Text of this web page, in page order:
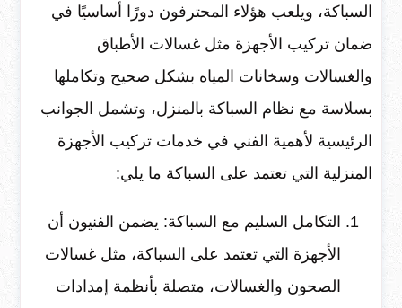
السباكة، ويلعب هؤلاء المحترفون دورًا أساسيًا في
ضمان تركيب الأجهزة مثل غسالات الأطباق
والغسالات وسخانات المياه بشكل صحيح وتكاملها
بسلاسة مع نظام السباكة بالمنزل، وتشمل الجوانب
الرئيسية لأهمية الفني في خدمات تركيب الأجهزة
المنزلية التي تعتمد على السباكة ما يلي:
التكامل السليم مع السباكة: يضمن الفنيون أن
الأجهزة التي تعتمد على السباكة، مثل غسالات
الصحون والغسالات، متصلة بأنظمة إمدادات